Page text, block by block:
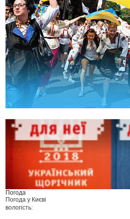
Погода
Погода у Києві
вологість: